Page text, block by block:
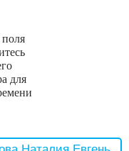
поля
для